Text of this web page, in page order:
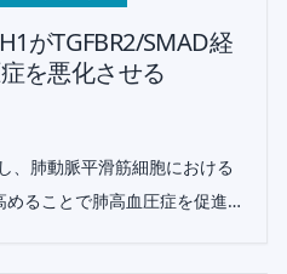
がTGFBR2/SMAD経
を悪化させる
、肺動脈平滑筋細胞における
ることで肺高血圧症を促進